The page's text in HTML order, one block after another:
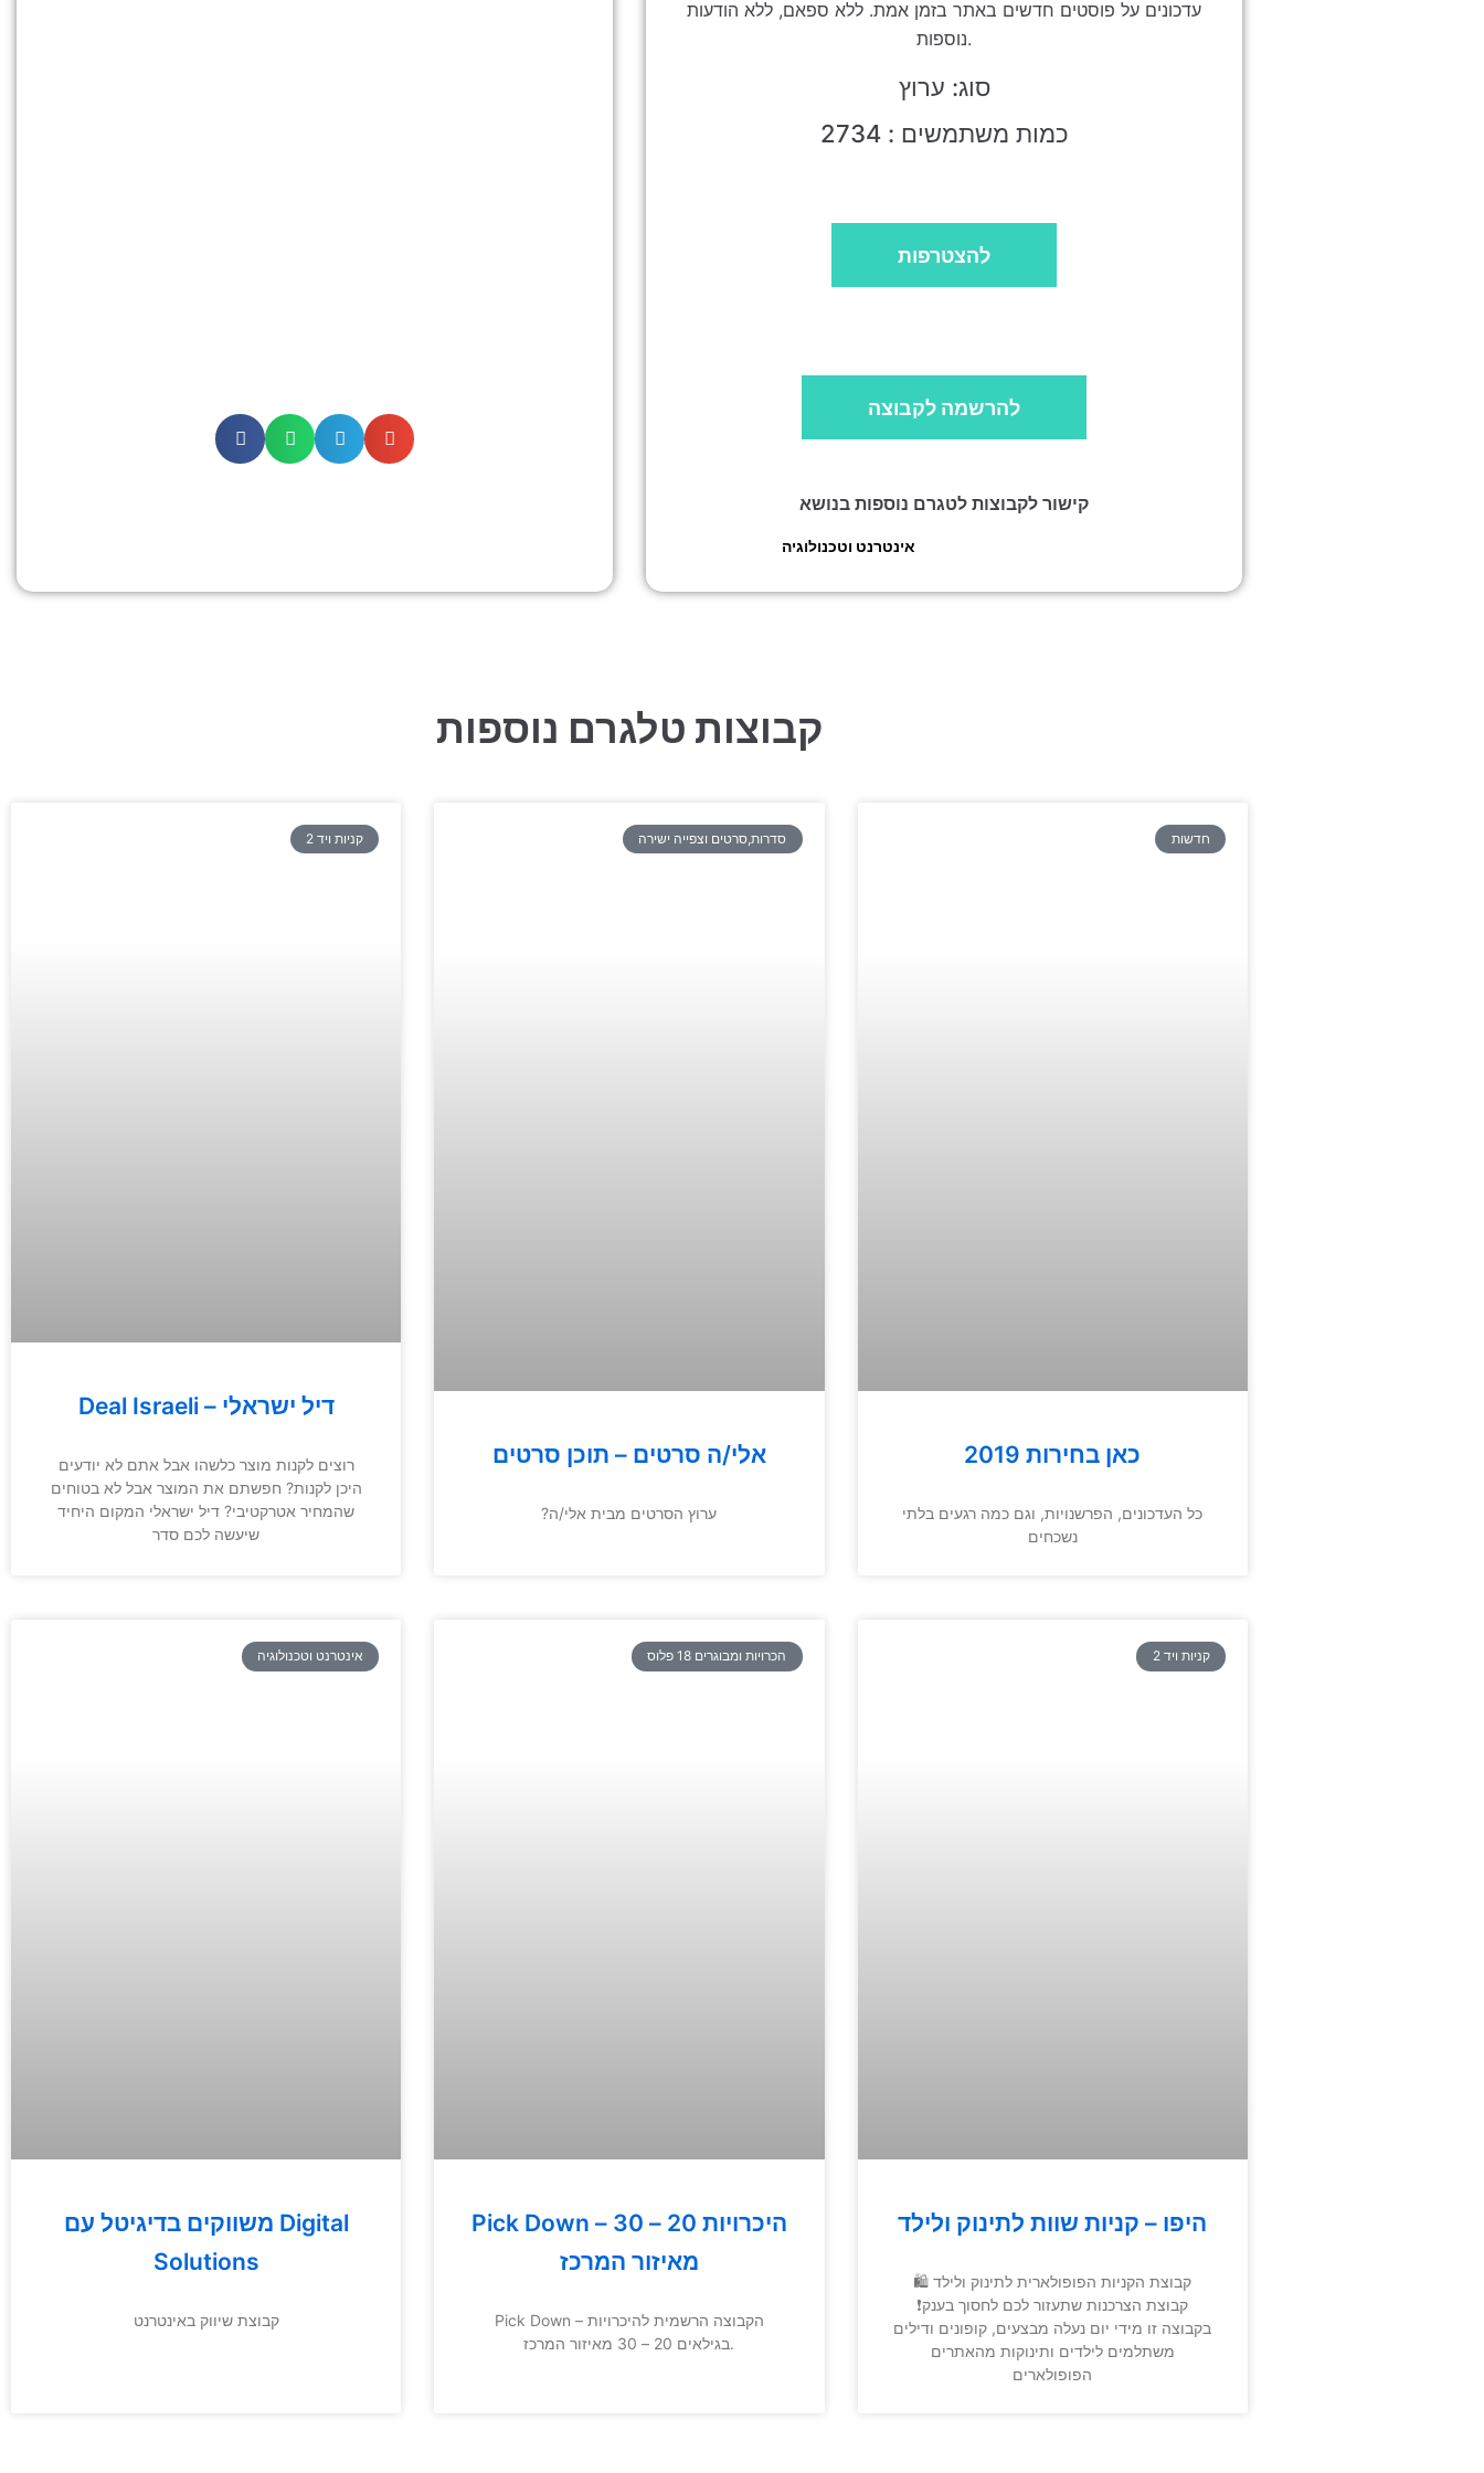
עדכונים על פוסטים חדשים באתר בזמן אמת. ללא ספאם, ללא הודעות
נוספות.
סוג: ערוץ
כמות משתמשים : 2734
להצטרפות
להרשמה לקבוצה
קישור לקבוצות לטגרם נוספות בנושא
אינטרנט וטכנולוגיה
קבוצות טלגרם נוספות
קניות ויד 2
Deal Israeli – דיל ישראלי
רוצים לקנות מוצר כלשהו אבל אתם לא יודעים
היכן לקנות? חפשתם את המוצר אבל לא בטוחים
שהמחיר אטרקטיבי? דיל ישראלי המקום היחיד
שיעשה לכם סדר
סדרות,סרטים וצפייה ישירה
אלי/ה סרטים – תוכן סרטים
?ערוץ הסרטים מבית אלי/ה
חדשות
כאן בחירות 2019
כל העדכונים, הפרשנויות, וגם כמה רגעים בלתי
נשכחים
אינטרנט וטכנולוגיה
משווקים בדיגיטל עם Digital
Solutions
קבוצת שיווק באינטרנט
הכרויות ומבוגרים 18 פלוס
Pick Down – היכרויות 20 – 30
מאיזור המרכז
Pick Down – הקבוצה הרשמית להיכרויות
בגילאים 20 – 30 מאיזור המרכז.
קניות ויד 2
היפו – קניות שוות לתינוק ולילד
קבוצת הקניות הפופולארית לתינוק ולילד 🛍
קבוצת הצרכנות שתעזור לכם לחסוך בענק❗️
בקבוצה זו מידי יום נעלה מבצעים, קופונים ודילים
משתלמים לילדים ותינוקות מהאתרים
הפופולארים